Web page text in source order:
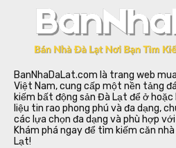
BanNhaDaLat.com là trang web
Việt Nam, cung cấp một nền tảng
kiếm bất động sản Đà Lạt để ở
liệu tin rao phong phú và đa dạng,
các lựa chọn đa dạng và phù hợp
Khám phá ngay để tìm kiếm căn
Lạt!